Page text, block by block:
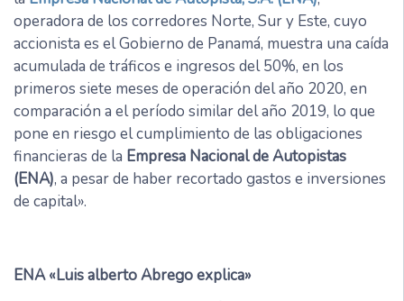
operadora de los corredores Norte, Sur y Este, cuyo
accionista es el Gobierno de Panamá, muestra una caída
acumulada de tráficos e ingresos del 50%, en los
primeros siete meses de operación del año 2020, en
comparación a el período similar del año 2019, lo que
pone en riesgo el cumplimiento de las obligaciones
financieras de la Empresa Nacional de Autopistas
(ENA), a pesar de haber recortado gastos e inversiones
de capital».
ENA «Luis alberto Abrego explica»